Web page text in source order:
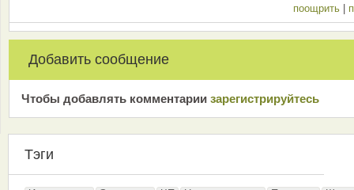
поощрить
Добавить сообщение
Чтобы добавлять комментарии зарeгиcтрирyйтeсь
Тэги